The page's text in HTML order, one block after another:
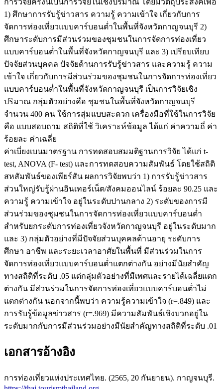
การวิจัยครั้งนี้เป็นการวิจัยในเชิงปริมาณ โดยมีวัตถุประสงค์เพื่อ
1) ศึกษาการรับรู้ข่าวสาร ความรู้ ความเข้าใจ เกี่ยวกับการ
จัดการท่องเที่ยวแบบคาร์บอนต่ำในพื้นที่จังหวัดกาญจนบุรี 2)
ศึกษาระดับการมีส่วนร่วมของชุมชนในการจัดการท่องเที่ยว
แบบคาร์บอนต่ำในพื้นที่จังหวัดกาญจนบุรี และ 3) เปรียบเทียบ
ปัจจัยส่วนบุคคล ปัจจัยด้านการรับรู้ข่าวสาร และความรู้ ความ
เข้าใจ เกี่ยวกับการมีส่วนร่วมของชุมชนในการจัดการท่องเที่ยว
แบบคาร์บอนต่ำในพื้นที่จังหวัดกาญจนบุรี เป็นการวิจัยเชิง
ปริมาณ กลุ่มตัวอย่างคือ ชุมชนในพื้นที่จังหวัดกาญจนบุรี
จำนวน 400 คน ใช้การสุ่มแบบสะดวก เครื่องมือที่ใช้ในการวิจัย
คือ แบบสอบถาม สถิติที่ใช้ วิเคราะห์ข้อมูล ได้แก่ ค่าความถี่ ค่า
ร้อยละ ค่าเฉลี่ย
ค่าเบี่ยงเบนมาตรฐาน การทดสอบสมมติฐานการวิจัย ได้แก่ t-
test, ANOVA (F- test) และการทดสอบความสัมพันธ์ โดยใช้สถิติ
สหสัมพันธ์ของเพียร์สัน ผลการวิจัยพบว่า 1) การรับรู้ข่าวสาร
ส่วนใหญ่รับรู้ผ่านอินเทอร์เน็ต/สังคมออนไลน์ ร้อยละ 90.25 และ
ความรู้ ความเข้าใจ อยู่ในระดับปานกลาง 2) ระดับของการมี
ส่วนร่วมของชุมชนในการจัดการท่องเที่ยวแบบคาร์บอนต่ำ
สำหรับยกระดับการท่องเที่ยวจังหวัดกาญจนบุรี อยู่ในระดับมาก
และ 3) กลุ่มตัวอย่างที่มีปัจจัยส่วนบุคคลด้านอายุ ระดับการ
ศึกษา อาชีพ และระยะเวลาอาศัยในพื้นที่ มีส่วนร่วมในการ
จัดการท่องเที่ยวแบบคาร์บอนต่ำแตกต่างกัน อย่างมีนัยสำคัญ
ทางสถิติที่ระดับ .05 แต่กลุ่มตัวอย่างที่มีเพศและรายได้เฉลี่ยแตก
ต่างกัน มีส่วนร่วมในการจัดการท่องเที่ยวแบบคาร์บอนต่ำไม่
แตกต่างกัน นอกจากนี้พบว่า ความรู้ความเข้าใจ (r=.849) และ
การรับรู้ข้อมูลข่าวสาร (r=.969) มีความสัมพันธ์เชิงบวกอยู่ใน
ระดับมากกับการมีส่วนร่วมอย่างมีนัยสำคัญทางสถิติที่ระดับ .01
เอกสารอ้างอิง
การท่องเที่ยวแห่งประเทศไทย. (2565, 20 กันยายน). กาญจนบุรี.